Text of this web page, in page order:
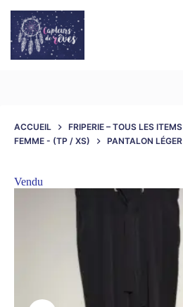
ACCUEIL FRIPERIE – TOUS LES ITEMS
FEMME - (TP / XS)
PANTALON
Vendu